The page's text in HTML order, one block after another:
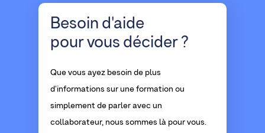
Besoin d'aide
pour vous décider ?
Que vous ayez besoin de plus
d'informations sur une formation ou
simplement de parler avec un
collaborateur, nous sommes là pour vous.